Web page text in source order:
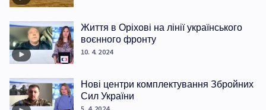
Життя в Оріхові на лінії українського
воєнного фронту
10. 4. 2024
Нові центри комплектування Збройних
Сил України